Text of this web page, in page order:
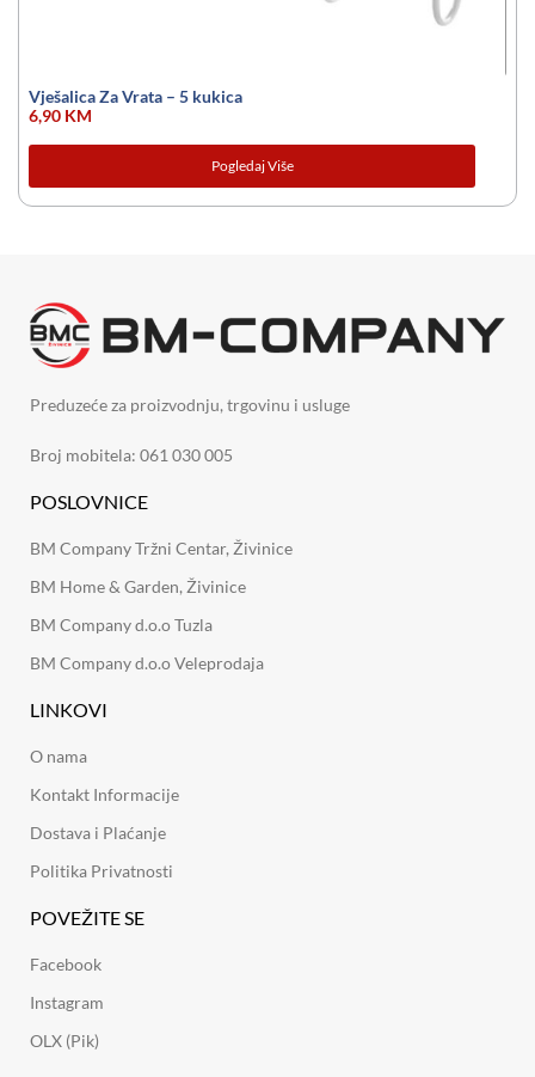
Vješalica Za Vrata – 5 kukica
6,90 KM
Pogledaj Više
Preduzeće za proizvodnju, trgovinu i usluge
Broj mobitela: 061 030 005
POSLOVNICE
BM Company Tržni Centar, Živinice
BM Home & Garden, Živinice
BM Company d.o.o Tuzla
BM Company d.o.o Veleprodaja
LINKOVI
O nama
Kontakt Informacije
Dostava i Plaćanje
Politika Privatnosti
POVEŽITE SE
Facebook
Instagram
OLX (Pik)